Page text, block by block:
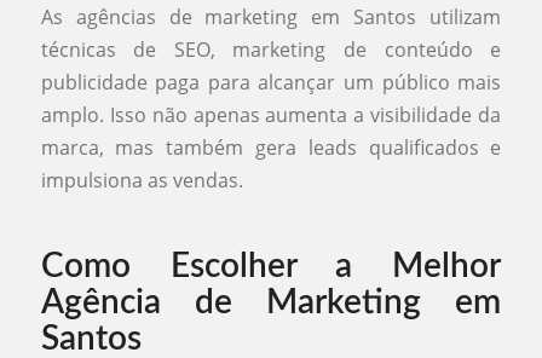
As agências de marketing em Santos utilizam
técnicas de SEO, marketing de conteúdo e
publicidade paga para alcançar um público mais
amplo. Isso não apenas aumenta a visibilidade da
marca, mas também gera leads qualificados e
impulsiona as vendas.
Como Escolher a Melhor
Agência de Marketing em
Santos